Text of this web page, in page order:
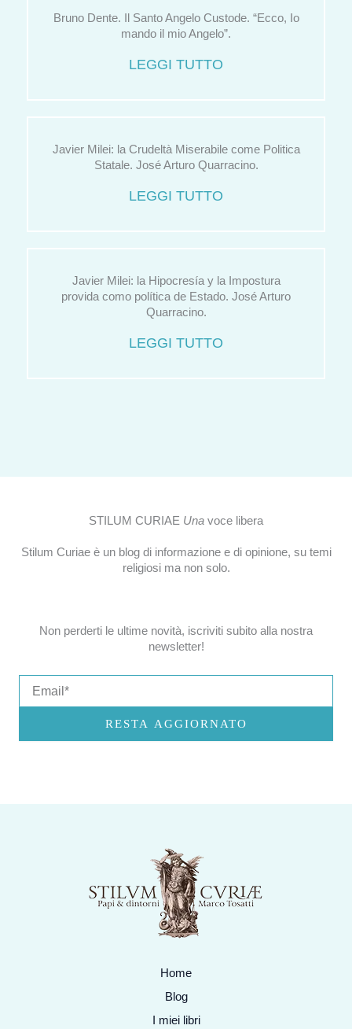
Bruno Dente. Il Santo Angelo Custode. “Ecco, Io
mando il mio Angelo”.
LEGGI TUTTO
Javier Milei: la Crudeltà Miserabile come Politica
Statale. José Arturo Quarracino.
LEGGI TUTTO
Javier Milei: la Hipocresía y la Impostura
provida como política de Estado. José Arturo
Quarracino.
LEGGI TUTTO
STILUM CURIAE Una voce libera
Stilum Curiae è un blog di informazione e di opinione, su temi
religiosi ma non solo.
Non perderti le ultime novità, iscriviti subito alla nostra
newsletter!
RESTA AGGIORNATO
Home
Blog
I miei libri